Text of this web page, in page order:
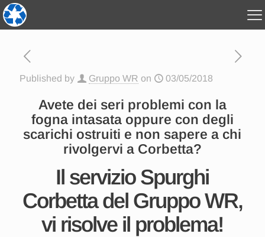
Published by Gruppo WR on 03/05/2018
Avete dei seri problemi con la
fogna intasata oppure con degli
scarichi ostruiti e non sapere a chi
rivolgervi a Corbetta?
Il servizio Spurghi
Corbetta del Gruppo WR,
vi risolve il problema!